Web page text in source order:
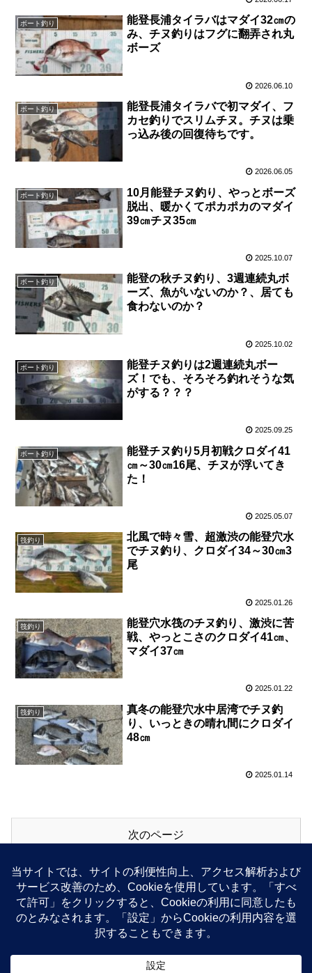
ボート釣り
能登長浦タイラバはマダイ32㎝の
み、チヌ釣りはフグに翻弄され丸
ボーズ
2026.06.10
ボート釣り
能登長浦タイラバで初マダイ、フ
カセ釣りでスリムチヌ。チヌは乗
っ込み後の回復待ちです。
2026.06.05
ボート釣り
10月能登チヌ釣り、やっとボーズ
脱出、暖かくてポカポカのマダイ
39㎝チヌ35㎝
2025.10.07
ボート釣り
能登の秋チヌ釣り、3週連続丸ボ
ーズ、魚がいないのか？、居ても
食わないのか？
2025.10.02
ボート釣り
能登チヌ釣りは2週連続丸ボー
ズ！でも、そろそろ釣れそうな気
がする？？？
2025.09.25
ボート釣り
能登チヌ釣り5月初戦クロダイ41
㎝～30㎝16尾、チヌが浮いてき
た！
2025.05.07
筏釣り
北風で時々雪、超激渋の能登穴水
でチヌ釣り、クロダイ34～30㎝3
尾
2025.01.26
筏釣り
能登穴水筏のチヌ釣り、激渋に苦
戦、やっとこさのクロダイ41㎝、
マダイ37㎝
2025.01.22
筏釣り
真冬の能登穴水中居湾でチヌ釣
り、いっときの晴れ間にクロダイ
48㎝
2025.01.14
次のページ
1 2 7 次
へ